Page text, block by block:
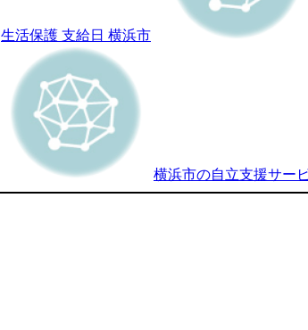
生活保護 支給日 横浜市
横浜市の自立支援サー